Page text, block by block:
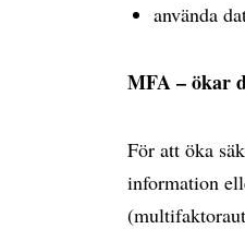
använda
MFA – ökar
För att öka
information